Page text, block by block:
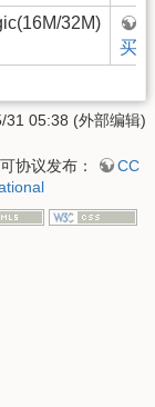
32M)
买
31 05:38 (外部编辑)
协议发布：
CC